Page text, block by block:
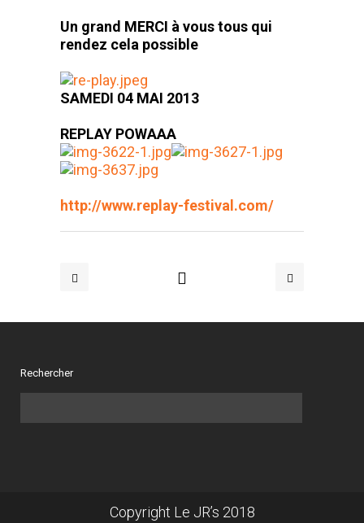
Un grand MERCI à vous tous qui
rendez cela possible
SAMEDI 04 MAI 2013
REPLAY POWAAA
http://www.replay-festival.com/
Rechercher
Copyright Le JR’s 2018